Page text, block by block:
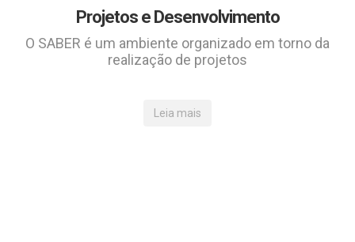
Projetos e Desenvolvimento
O SABER é um ambiente organizado em torno da
realização de projetos
Leia mais